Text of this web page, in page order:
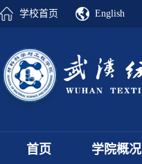
学校首页 English
首页 学院概况